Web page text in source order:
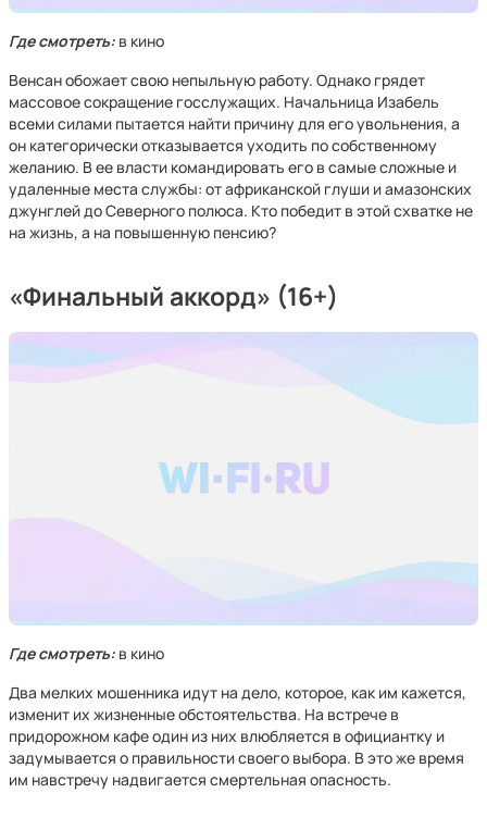
Где смотреть: в кино
Венсан обожает свою непыльную работу. Однако грядет
массовое сокращение госслужащих. Начальница Изабель
всеми силами пытается найти причину для его увольнения, а
он категорически отказывается уходить по собственному
желанию. В ее власти командировать его в самые сложные и
удаленные места службы: от африканской глуши и амазонских
джунглей до Северного полюса. Кто победит в этой схватке не
на жизнь, а на повышенную пенсию?
«Финальный аккорд» (16+)
Где смотреть: в кино
Два мелких мошенника идут на дело, которое, как им кажется,
изменит их жизненные обстоятельства. На встрече в
придорожном кафе один из них влюбляется в официантку и
задумывается о правильности своего выбора. В это же время
им навстречу надвигается смертельная опасность.